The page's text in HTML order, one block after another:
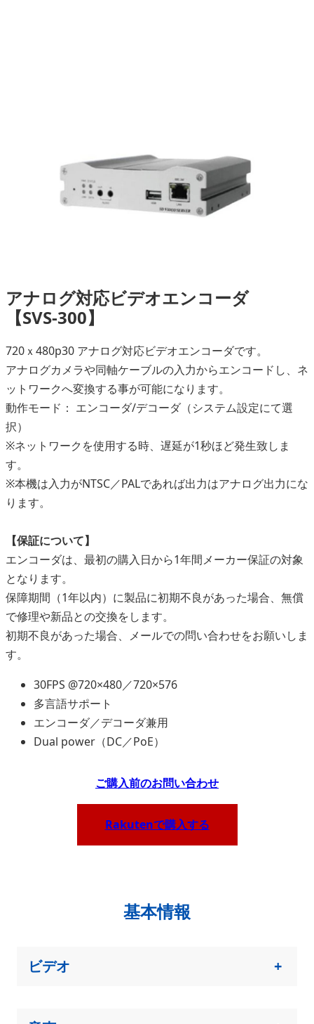
アナログ対応ビデオエンコーダ
【SVS-300】
720ｘ480p30 アナログ対応ビデオエンコーダです。
アナログカメラや同軸ケーブルの入力からエンコードし、ネ
ットワークへ変換する事が可能になります。
動作モード： エンコーダ/デコーダ（システム設定にて選
択）
※ネットワークを使用する時、遅延が1秒ほど発生致しま
す。
※本機は入力がNTSC／PALであれば出力はアナログ出力にな
ります。
【保証について】
エンコーダは、最初の購入日から1年間メーカー保証の対象
となります。
保障期間（1年以内）に製品に初期不良があった場合、無償
で修理や新品との交換をします。
初期不良があった場合、メールでの問い合わせをお願いしま
す。
30FPS @720×480／720×576
多言語サポート
エンコーダ／デコーダ兼用
Dual power（DC／PoE）
ご購入前のお問い合わせ
Rakutenで購入する
基本情報
ビデオ +